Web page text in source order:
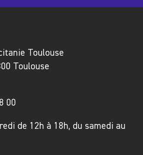
Toulouse
Toulouse
00
de 12h à 18h, du samedi au